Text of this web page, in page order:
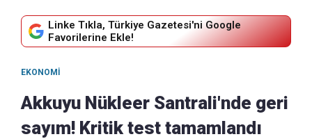
Linke Tıkla, Türkiye Gazetesi'ni Google
Favorilerine Ekle!
EKONOMI
Akkuyu Nükleer Santrali'nde geri
sayım! Kritik test tamamlandı